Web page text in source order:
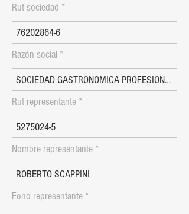
Rut sociedad
Razón social
Rut representante
Nombre representante
Fono representante